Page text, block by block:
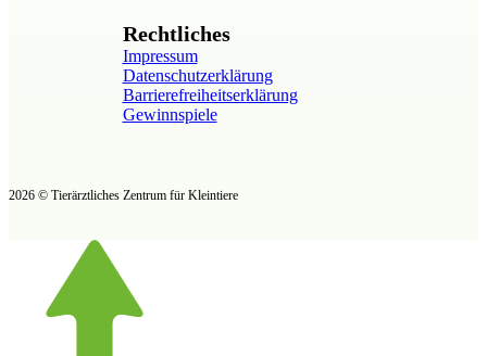
Rechtliches
Impressum
Datenschutzerklärung
Barrierefreiheitserklärung
Gewinnspiele
2026 © Tierärztliches Zentrum für Kleintiere